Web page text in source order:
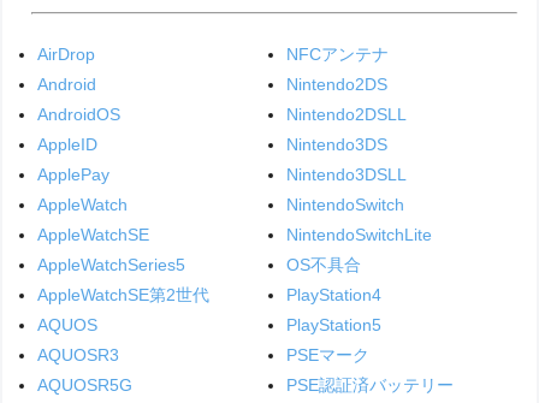
AirDrop
Android
AndroidOS
AppleID
ApplePay
AppleWatch
AppleWatchSE
AppleWatchSeries5
AppleWatchSE第2世代
AQUOS
AQUOSR3
AQUOSR5G
NFCアンテナ
Nintendo2DS
Nintendo2DSLL
Nintendo3DS
Nintendo3DSLL
NintendoSwitch
NintendoSwitchLite
OS不具合
PlayStation4
PlayStation5
PSEマーク
PSE認証済バッテリー